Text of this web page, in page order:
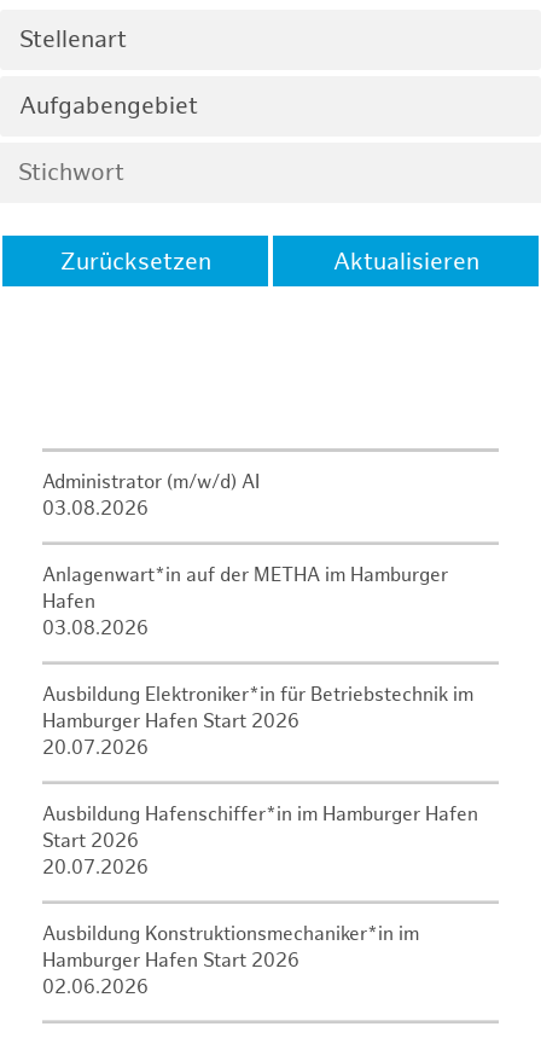
Stellenart
Aufgabengebiet
Zurücksetzen Aktualisieren
Administrator (m/w/d) AI
03.08.2026
Anlagenwart*in auf der METHA im Hamburger
Hafen
03.08.2026
Ausbildung Elektroniker*in für Betriebstechnik im
Hamburger Hafen Start 2026
20.07.2026
Ausbildung Hafenschiffer*in im Hamburger Hafen
Start 2026
20.07.2026
Ausbildung Konstruktionsmechaniker*in im
Hamburger Hafen Start 2026
02.06.2026